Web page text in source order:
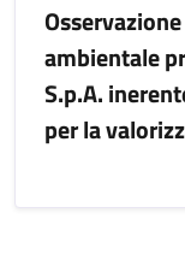
ambientale
S.p.A.
per la